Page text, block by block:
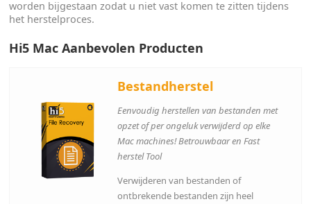
worden bijgestaan zodat u niet vast komen te zitten tijdens
het herstelproces.
Hi5 Mac Aanbevolen Producten
Bestandherstel
Eenvoudig herstellen van bestanden met
opzet of per ongeluk verwijderd op elke
Mac machines! Betrouwbaar en Fast
herstel Tool
Verwijderen van bestanden of
ontbrekende bestanden zijn heel